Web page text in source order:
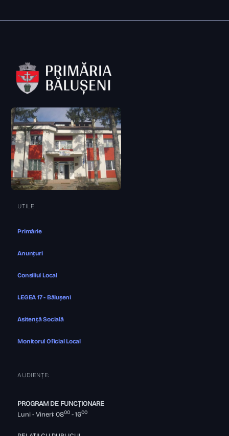
UTILE
Primărie
Anunțuri
Consiliul Local
LEGEA 17 - Bălușeni
Asitență Socială
Monitorul Oficial Local
AUDIENȚE:
PROGRAM DE FUNCȚIONARE
Luni - Vineri: 0800 - 1600